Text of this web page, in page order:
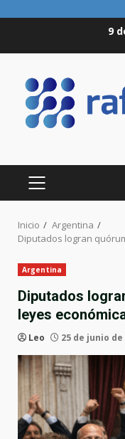
9
MENÚ
PRINCIPAL
Inicio
Argentina
Diputados logran
Argentina
Diputados
leyes
Leo 25 de junio de